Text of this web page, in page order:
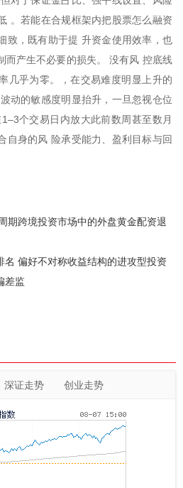
。若能在合规框架内把股票怎么融资
致，既有助于提 升资金使用效率，也
而产生不必要的损失。 没有风 控底线
几乎为零。，在交易难度明显上升的
动的敏感度明显抬升，一旦忽视仓位
个交易日内放大此前数周甚至数月
自身的风 险承受能力、盈利目标与回
期跨境投资市场中的外盘黄金配资退
名 偏好不对称收益结构的进攻型投资
差监
深证走势 创业走势